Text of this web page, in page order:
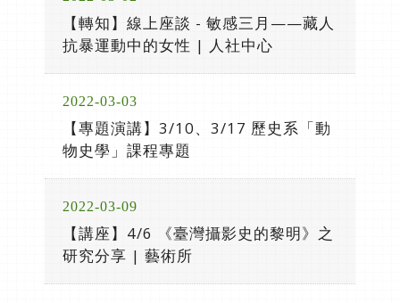
【轉知】線上座談 - 敏感三月——藏人
抗暴運動中的女性 | 人社中心
2022-03-03
【專題演講】3/10、3/17 歷史系「動
物史學」課程專題
2022-03-09
【講座】4/6 《臺灣攝影史的黎明》之
研究分享 | 藝術所